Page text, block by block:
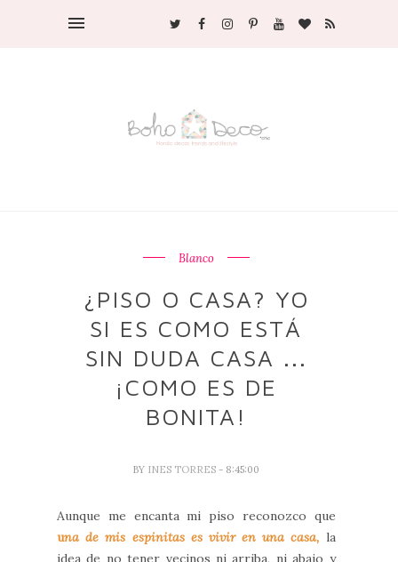
Blanco
¿PISO O CASA? YO
SI ES COMO ESTÁ
SIN DUDA CASA ...
¡COMO ES DE
BONITA!
BY INES TORRES - 8:45:00
Aunque me encanta mi piso reconozco que
una de mis espinitas es vivir en una casa, la
idea de no tener vecinos ni arriba, ni abajo y